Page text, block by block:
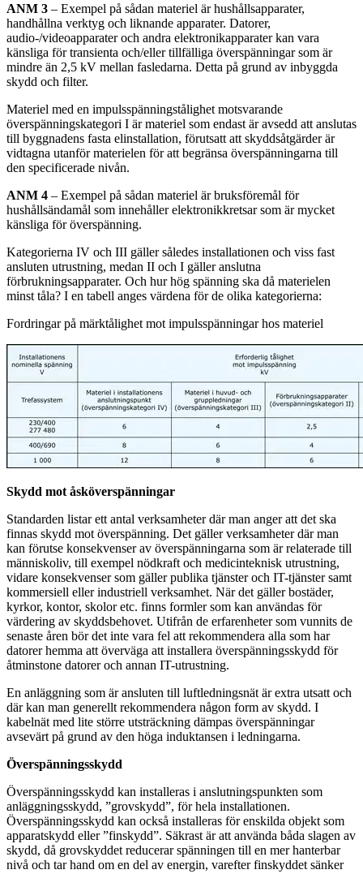
ANM 3 – Exempel på sådan materiel är hushållsapparater,
handhållna verktyg och liknande apparater. Datorer,
audio-/videoapparater och andra elektronikapparater kan vara
känsliga för transienta och/eller tillfälliga överspänningar som är
mindre än 2,5 kV mellan fasledarna. Detta på grund av inbyggda
skydd och filter.
Materiel med en impulsspänningstålighet motsvarande
överspänningskategori I är materiel som endast är avsedd att anslutas
till byggnadens fasta elinstallation, förutsatt att skyddsåtgärder är
vidtagna utanför materielen för att begränsa överspänningarna till
den specificerade nivån.
ANM 4 – Exempel på sådan materiel är bruksföremål för
hushållsändamål som innehåller elektronikkretsar som är mycket
känsliga för överspänning.
Kategorierna IV och III gäller således installationen och viss fast
ansluten utrustning, medan II och I gäller anslutna
förbrukningsapparater. Och hur hög spänning ska då materielen
minst tåla? I en tabell anges värdena för de olika kategorierna:
Fordringar på märktålighet mot impulsspänningar hos materiel
Skydd mot åsköverspänningar
Standarden listar ett antal verksamheter där man anger att det ska
finnas skydd mot överspänning. Det gäller verksamheter där man
kan förutse konsekvenser av överspänningarna som är relaterade till
människoliv, till exempel nödkraft och medicinteknisk utrustning,
vidare konsekvenser som gäller publika tjänster och IT-tjänster samt
kommersiell eller industriell verksamhet. När det gäller bostäder,
kyrkor, kontor, skolor etc. finns formler som kan användas för
värdering av skyddsbehovet. Utifrån de erfarenheter som vunnits de
senaste åren bör det inte vara fel att rekommendera alla som har
datorer hemma att överväga att installera överspänningsskydd för
åtminstone datorer och annan IT-utrustning.
En anläggning som är ansluten till luftledningsnät är extra utsatt och
där kan man generellt rekommendera någon form av skydd. I
kabelnät med lite större utsträckning dämpas överspänningar
avsevärt på grund av den höga induktansen i ledningarna.
Överspänningsskydd
Överspänningsskydd kan installeras i anslutningspunkten som
anläggningsskydd, ”grovskydd”, för hela installationen.
Överspänningsskydd kan också installeras för enskilda objekt som
apparatskydd eller ”finskydd”. Säkrast är att använda båda slagen av
skydd, då grovskyddet reducerar spänningen till en mer hanterbar
nivå och tar hand om en del av energin, varefter finskyddet sänker